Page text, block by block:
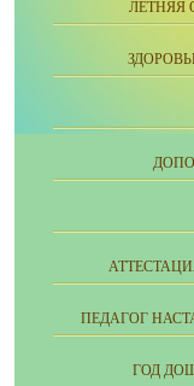
ЛЕТНЯЯ
ПЕДАГОГ
ГОД